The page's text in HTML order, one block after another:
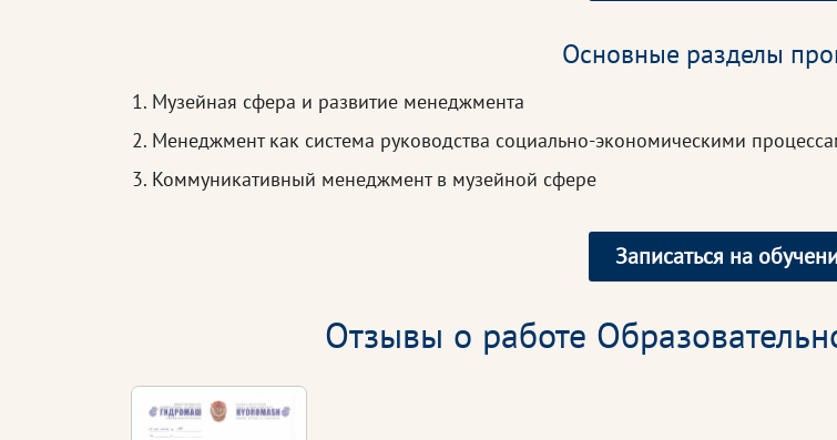
Основные разделы
Музейная сфера и развитие менеджмента
Менеджмент как система руководства социально-экономическими
Коммуникативный менеджмент в музейной сфере
Записаться на
Отзывы о работе